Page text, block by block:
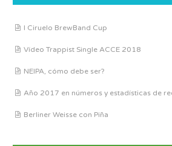
I Ciruelo BrewBand Cup
Vídeo Trappist Single ACCE 2018
NEIPA, cómo debe ser?
Año 2017 en números y estadísticas de
Berliner Weisse con Piña